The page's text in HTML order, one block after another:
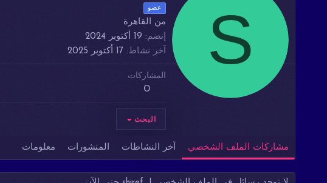
S عضو
من القاهرة
إنضم
19 أكتوبر 2024
آخر نشاط
17 أكتوبر 2025
المشاركات
0
البحث
مشاركات الملف الشخصي آخر النشاطات المنشورات معلومات